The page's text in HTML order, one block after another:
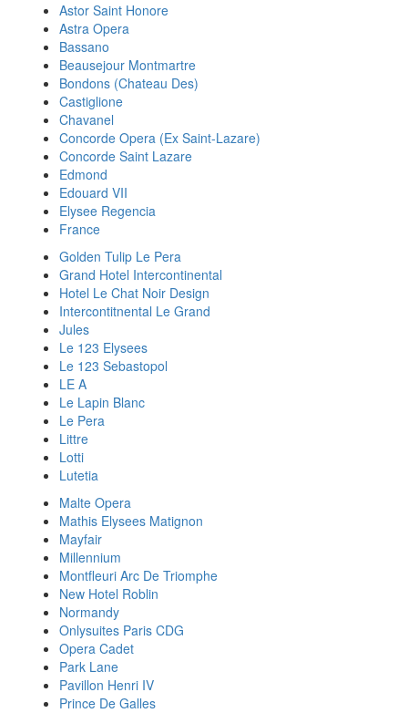
Astor Saint Honore
Astra Opera
Bassano
Beausejour Montmartre
Bondons (Chateau Des)
Castiglione
Chavanel
Concorde Opera (Ex Saint-Lazare)
Concorde Saint Lazare
Edmond
Edouard VII
Elysee Regencia
France
Golden Tulip Le Pera
Grand Hotel Intercontinental
Hotel Le Chat Noir Design
Intercontitnental Le Grand
Jules
Le 123 Elysees
Le 123 Sebastopol
LE A
Le Lapin Blanc
Le Pera
Littre
Lotti
Lutetia
Malte Opera
Mathis Elysees Matignon
Mayfair
Millennium
Montfleuri Arc De Triomphe
New Hotel Roblin
Normandy
Onlysuites Paris CDG
Opera Cadet
Park Lane
Pavillon Henri IV
Prince De Galles